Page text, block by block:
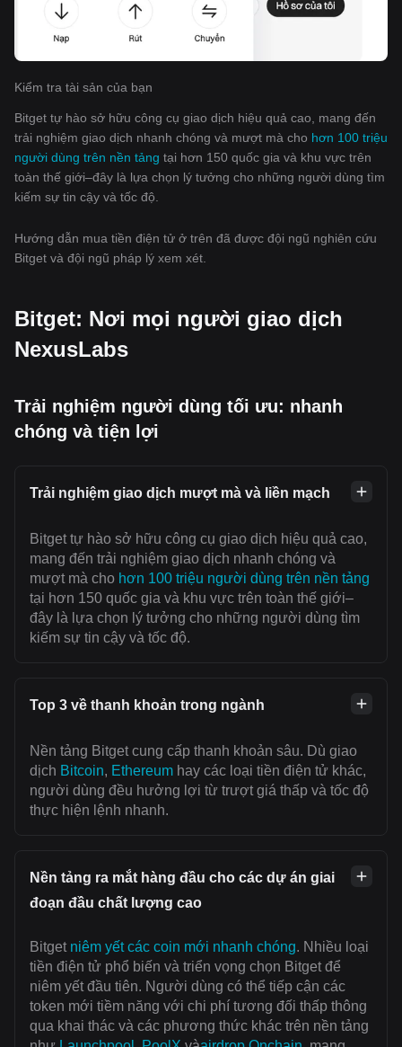
Kiểm tra tài sản của bạn
Bitget tự hào sở hữu công cụ giao dịch hiệu quả cao, mang đến
trải nghiệm giao dịch nhanh chóng và mượt mà cho hơn 100 triệu
người dùng trên nền tảng tại hơn 150 quốc gia và khu vực trên
toàn thế giới–đây là lựa chọn lý tưởng cho những người dùng tìm
kiếm sự tin cậy và tốc độ.
Hướng dẫn mua tiền điện tử ở trên đã được đội ngũ nghiên cứu
Bitget và đội ngũ pháp lý xem xét.
Bitget: Nơi mọi người giao dịch
NexusLabs
Trải nghiệm người dùng tối ưu: nhanh
chóng và tiện lợi
Trải nghiệm giao dịch mượt mà và liền mạch
Bitget tự hào sở hữu công cụ giao dịch hiệu quả cao,
mang đến trải nghiệm giao dịch nhanh chóng và
mượt mà cho hơn 100 triệu người dùng trên nền tảng
tại hơn 150 quốc gia và khu vực trên toàn thế giới–
đây là lựa chọn lý tưởng cho những người dùng tìm
kiếm sự tin cậy và tốc độ.
Top 3 về thanh khoản trong ngành
Nền tảng Bitget cung cấp thanh khoản sâu. Dù giao
dịch Bitcoin, Ethereum hay các loại tiền điện tử khác,
người dùng đều hưởng lợi từ trượt giá thấp và tốc độ
thực hiện lệnh nhanh.
Nền tảng ra mắt hàng đầu cho các dự án giai
đoạn đầu chất lượng cao
Bitget niêm yết các coin mới nhanh chóng. Nhiều loại
tiền điện tử phổ biến và triển vọng chọn Bitget để
niêm yết đầu tiên. Người dùng có thể tiếp cận các
token mới tiềm năng với chi phí tương đối thấp thông
qua khai thác và các phương thức khác trên nền tảng